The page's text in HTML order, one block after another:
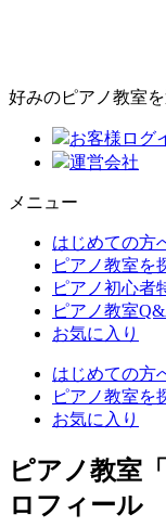
好みのピアノ教室
お客様ログ
運営会社
メニュー
はじめての方
ピアノ教室を
ピアノ初心者
ピアノ教室
お気に入り
はじめての方
ピアノ教室を
お気に入り
ピアノ教室
ロフィール